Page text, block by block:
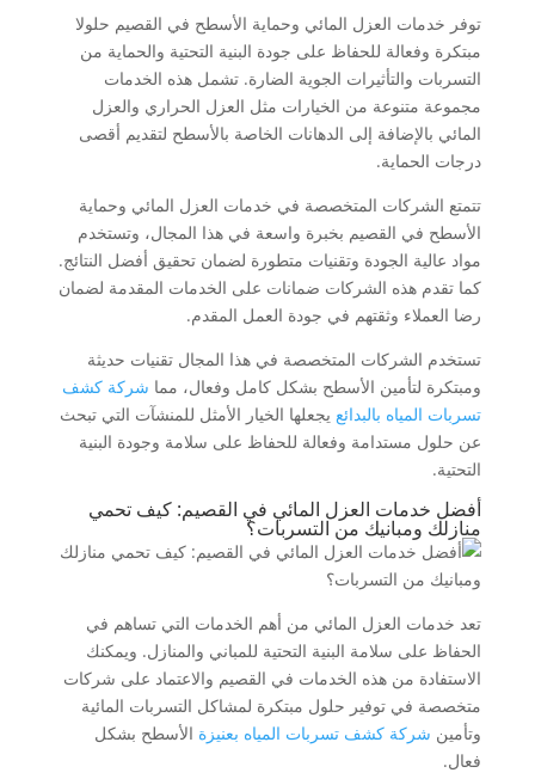
توفر خدمات العزل المائي وحماية الأسطح في القصيم حلولا
مبتكرة وفعالة للحفاظ على جودة البنية التحتية والحماية من
التسربات والتأثيرات الجوية الضارة. تشمل هذه الخدمات
مجموعة متنوعة من الخيارات مثل العزل الحراري والعزل
المائي بالإضافة إلى الدهانات الخاصة بالأسطح لتقديم أقصى
درجات الحماية.
تتمتع الشركات المتخصصة في خدمات العزل المائي وحماية
الأسطح في القصيم بخبرة واسعة في هذا المجال، وتستخدم
مواد عالية الجودة وتقنيات متطورة لضمان تحقيق أفضل النتائج.
كما تقدم هذه الشركات ضمانات على الخدمات المقدمة لضمان
رضا العملاء وثقتهم في جودة العمل المقدم.
تستخدم الشركات المتخصصة في هذا المجال تقنيات حديثة
ومبتكرة لتأمين الأسطح بشكل كامل وفعال، مما شركة كشف
تسربات المياه بالبدائعيجعلها الخيار الأمثل للمنشآت التي تبحث
عن حلول مستدامة وفعالة للحفاظ على سلامة وجودة البنية
التحتية.
أفضل خدمات العزل المائي في القصيم: كيف تحمي
منازلك ومبانيك من التسربات؟
تعد خدمات العزل المائي من أهم الخدمات التي تساهم في
الحفاظ على سلامة البنية التحتية للمباني والمنازل. ويمكنك
الاستفادة من هذه الخدمات في القصيم والاعتماد على شركات
متخصصة في توفير حلول مبتكرة لمشاكل التسربات المائية
وتأمين شركة كشف تسربات المياه بعنيزة الأسطح بشكل
فعال.